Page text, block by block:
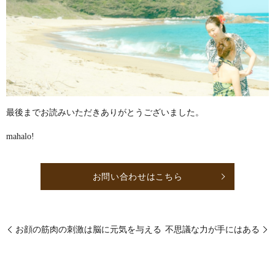
最後までお読みいただきありがとうございました。
mahalo!
お問い合わせはこちら
お顔の筋肉の刺激は脳に元気を与える 不思議な力が手にはある